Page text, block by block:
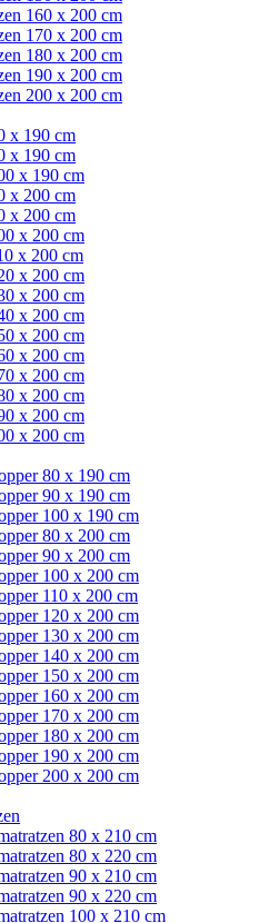
160 x 200 cm
170 x 200 cm
180 x 200 cm
190 x 200 cm
200 x 200 cm
x 190 cm
x 190 cm
x 190 cm
x 200 cm
x 200 cm
x 200 cm
x 200 cm
x 200 cm
x 200 cm
x 200 cm
x 200 cm
x 200 cm
x 200 cm
x 200 cm
x 200 cm
x 200 cm
80 x 190 cm
90 x 190 cm
100 x 190 cm
80 x 200 cm
90 x 200 cm
100 x 200 cm
110 x 200 cm
120 x 200 cm
130 x 200 cm
140 x 200 cm
150 x 200 cm
160 x 200 cm
170 x 200 cm
180 x 200 cm
190 x 200 cm
200 x 200 cm
80 x 210 cm
80 x 220 cm
90 x 210 cm
90 x 220 cm
100 x 210 cm